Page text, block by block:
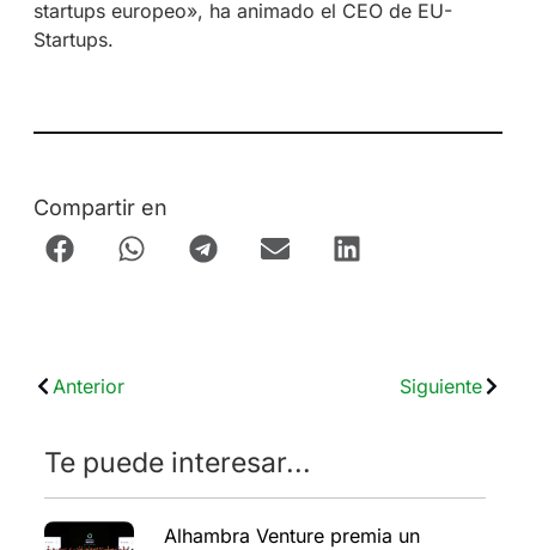
startups europeo», ha animado el CEO de EU-
Startups.
Compartir en
Anterior Siguiente
Te puede interesar...
Alhambra Venture premia un